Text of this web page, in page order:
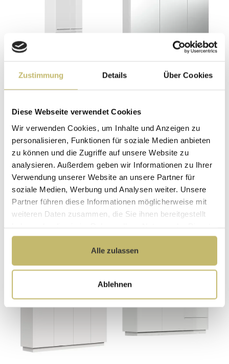
Zustimmung Details Über Cookies
Diese Webseite verwendet Cookies
Wir verwenden Cookies, um Inhalte und Anzeigen zu
personalisieren, Funktionen für soziale Medien anbieten
zu können und die Zugriffe auf unsere Website zu
analysieren. Außerdem geben wir Informationen zu Ihrer
Verwendung unserer Website an unsere Partner für
soziale Medien, Werbung und Analysen weiter. Unsere
Partner führen diese Informationen möglicherweise mit
weiteren Daten zusammen, die Sie ihnen bereitgestellt
gesammelt haben.
Alle zulassen
Ablehnen
Badschränke Spiegelschränke